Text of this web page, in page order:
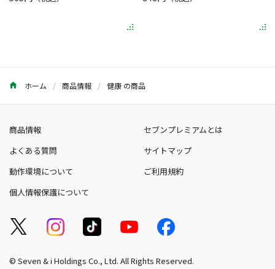
ホーム 商品情報 健康 の商品
商品情報
セブンプレミアムとは
よくある質問
サイトマップ
動作環境について
ご利用規約
個人情報保護について
© Seven & i Holdings Co., Ltd. All Rights Reserved.